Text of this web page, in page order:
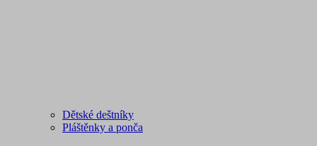
Dětské deštníky
Pláštěnky a ponča